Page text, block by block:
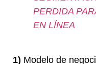
PERDIDA
EN LÍNEA
1) Modelo de